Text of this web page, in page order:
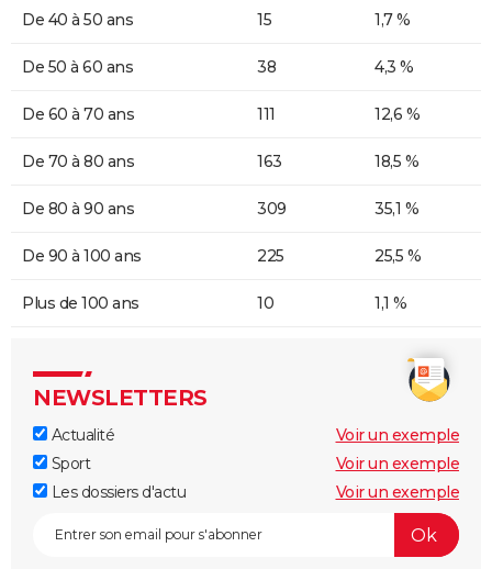
De 40 à 50 ans 15 1,7 %
De 50 à 60 ans 38 4,3 %
De 60 à 70 ans 111 12,6 %
De 70 à 80 ans 163 18,5 %
De 80 à 90 ans 309 35,1 %
De 90 à 100 ans 225 25,5 %
Plus de 100 ans 10 1,1 %
NEWSLETTERS
Actualité
Voir un exemple
Sport
Voir un exemple
Les dossiers d'actu
Voir un exemple